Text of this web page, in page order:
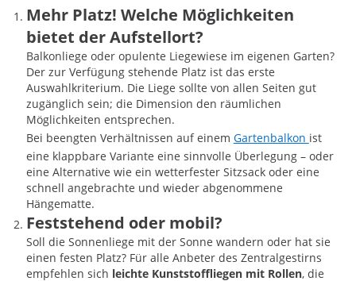
Mehr Platz! Welche Möglichkeiten
bietet der Aufstellort?
Balkonliege oder opulente Liegewiese im eigenen Garten?
Der zur Verfügung stehende Platz ist das erste
Auswahlkriterium. Die Liege sollte von allen Seiten gut
zugänglich sein; die Dimension den räumlichen
Möglichkeiten entsprechen.
Bei beengten Verhältnissen auf einem Gartenbalkon ist
eine klappbare Variante eine sinnvolle Überlegung ­– oder
eine Alternative wie ein wetterfester Sitzsack oder eine
schnell angebrachte und wieder abgenommene
Hängematte.
Feststehend oder mobil?
Soll die Sonnenliege mit der Sonne wandern oder hat sie
einen festen Platz? Für alle Anbeter des Zentralgestirns
empfehlen sich leichte Kunststoffliegen mit Rollen, die